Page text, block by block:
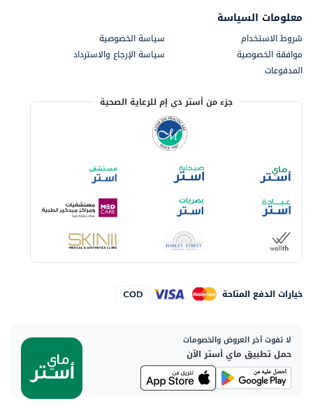
معلومات السياسة
شروط الاستخدام
سياسة الخصوصية
موافقة الخصوصية
سياسة الإرجاع والاسترداد
المدفوعات
جزء من أستر دي إم للرعاية الصحية
خيارات الدفع المتاحة
لا تفوت آخر العروض والخصومات
حمل تطبيق ماي أستر الآن